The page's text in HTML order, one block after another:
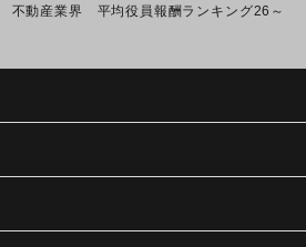
不動産業界 平均役員報酬ランキング26～